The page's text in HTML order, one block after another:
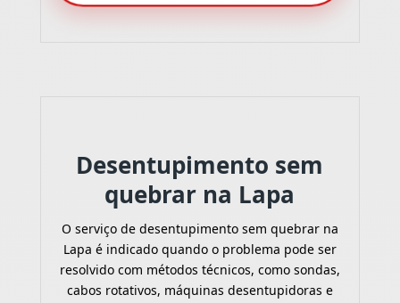
Desentupimento sem
quebrar na Lapa
O serviço de desentupimento sem quebrar na
Lapa é indicado quando o problema pode ser
resolvido com métodos técnicos, como sondas,
cabos rotativos, máquinas desentupidoras e